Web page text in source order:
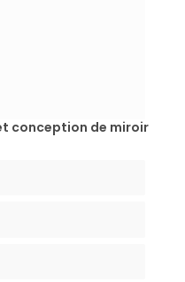
conception de miroir